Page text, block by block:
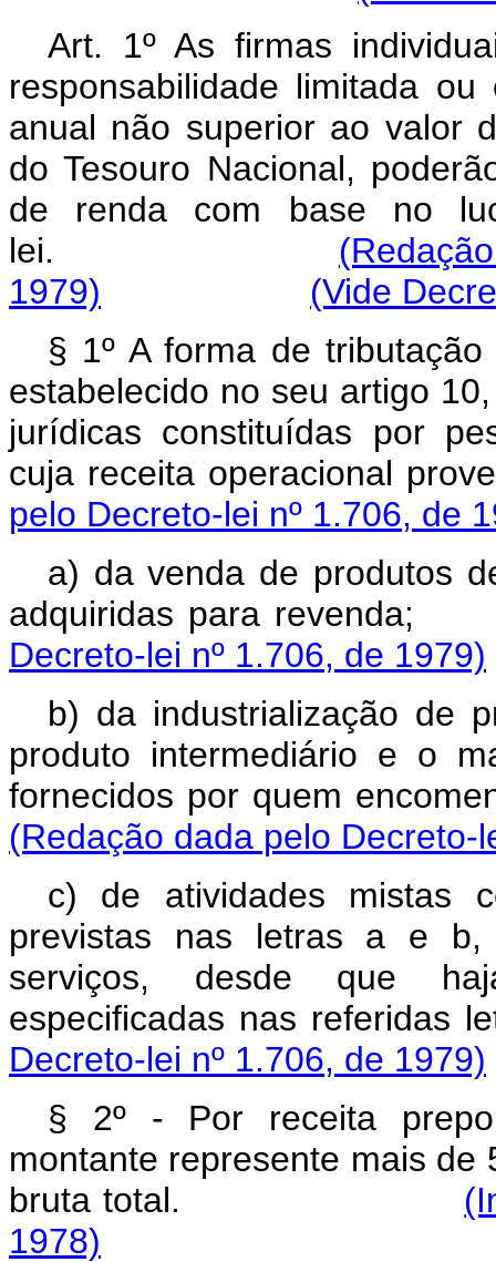
Art. 1º As firmas
responsabilidade limitada
anual não superior ao valor
do Tesouro Nacional,
de renda com base no
lei.
1979)
(Vide
§ 1º A forma de
estabelecido no seu artigo
jurídicas constituídas por
cuja receita
pelo Decreto-lei nº 1.706, de
a) da venda de produtos
adquiridas para revenda;
Decreto-lei nº 1.706, de 1979)
b) da industrialização de
produto intermediário e o
fornecidos por quem
(Redação dada pelo Decreto-
c) de atividades mistas
previstas nas letras a e b,
serviços, desde que
especificadas nas
Decreto-lei nº 1.706, de 1979)
§ 2º - Por receita
montante represente mais
bruta total.
1978)